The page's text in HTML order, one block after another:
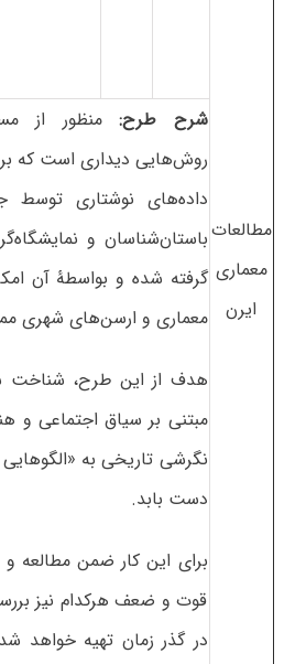
مطالعات
معماری
ایرن
شرح طرح:
روش‌هایی دیداری است که
داده‌های نوشتاری توسط
گرفته شده و بواسطۀ آن
معماری و ارسن‌های شهری
هدف از این طرح، شناخت
مبتنی بر سیاق اجتماعی و
نگرشی تاریخی به «الگوهایی
دست بابد.
برای این کار ضمن
قوت و ضعف هرکدام نیز
در گذر زمان تهیه خواهد